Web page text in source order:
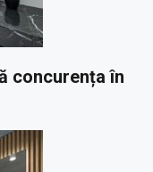
concurența în